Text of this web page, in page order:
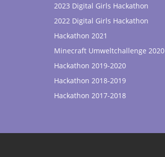
2023 Digital Girls Hackathon
2022 Digital Girls Hackathon
Hackathon 2021
Minecraft Umweltchallenge 2020
Hackathon 2019-2020
Hackathon 2018-2019
Hackathon 2017-2018